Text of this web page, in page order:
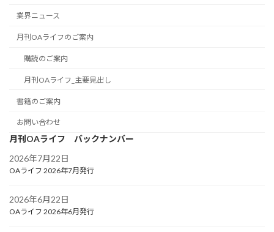
業界ニュース
月刊OAライフのご案内
購読のご案内
月刊OAライフ_主要見出し
書籍のご案内
お問い合わせ
月刊OAライフ バックナンバー
2026年7月22日
OAライフ 2026年7月発行
2026年6月22日
OAライフ 2026年6月発行